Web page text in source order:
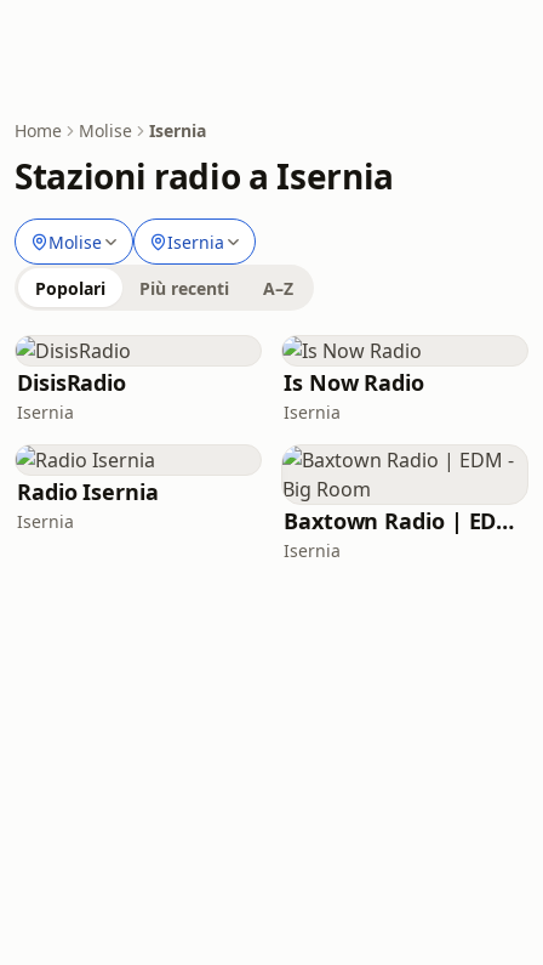
Home Molise Isernia
Stazioni radio a Isernia
Molise Isernia
Popolari Più recenti A–Z
DisisRadio
Isernia
Is Now Radio
Isernia
Radio Isernia
Isernia Baxtown Radio | EDM - Big Room
Isernia